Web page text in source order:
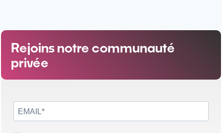
Rejoins notre communauté
privée